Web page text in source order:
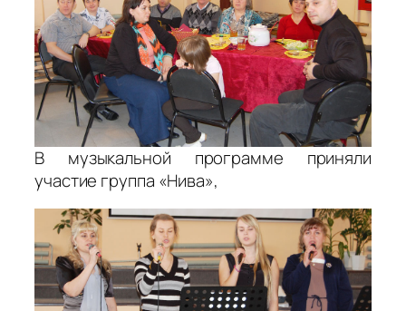
В музыкальной программе приняли
участие группа «Нива»,